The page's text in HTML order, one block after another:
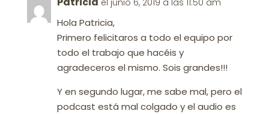
el junio 6, 2019 a las 11:50 am
Hola Patricia,
Primero felicitaros a todo el equipo por
todo el trabajo que hacéis y
agradeceros el mismo. Sois grandes!!!
Y en segundo lugar, me sabe mal, pero el
podcast está mal colgado y el audio es